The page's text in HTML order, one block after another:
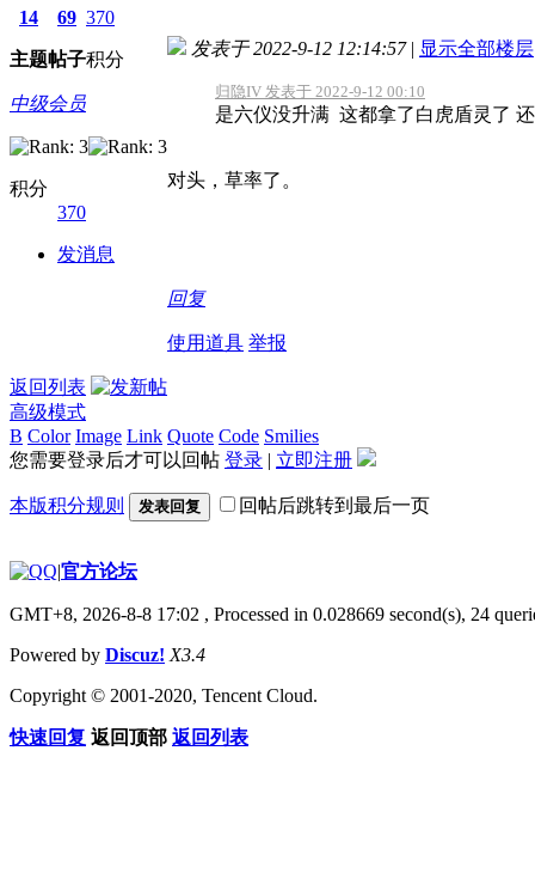
14
主题
69
帖子
370
积分
中级会员
积分
370
发消息
发表于 2022-9-12 12:14:57 | 显示全部楼层
归隐IV 发表于 2022-9-12 00:10
是六仪没升满 这都拿了白虎盾灵了
对头，草率了。
回复
使用道具 举报
返回列表
高级模式
B Color Image Link Quote Code Smilies
您需要登录后才可以回帖 登录 | 立即注册
本版积分规则 发表回复 回帖后跳转到最后一页
|官方论坛
GMT+8, 2026-8-8 17:02 , Processed in 0.028669 second(s), 24
Powered by Discuz! X3.4
Copyright © 2001-2020, Tencent Cloud.
快速回复 返回顶部 返回列表